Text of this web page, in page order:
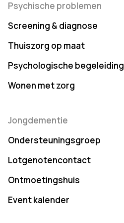
Psychische problemen
Screening & diagnose
Thuiszorg op maat
Psychologische begeleiding
Wonen met zorg
Jongdementie
Ondersteuningsgroep
Lotgenotencontact
Ontmoetingshuis
Event kalender